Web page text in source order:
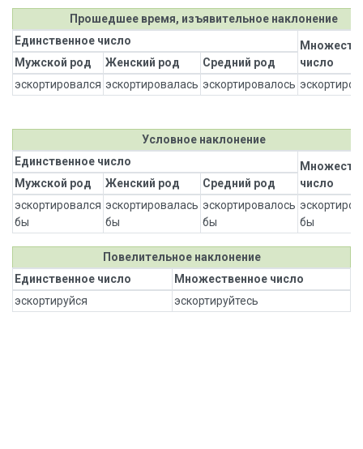
Прошедшее время, изъявительное наклонение
Единственное число
число
Мужской род Женский род
Средний род
эскортировался эскортировалась эскортировалось
Условное наклонение
Единственное число
число
Мужской род Женский род
Средний род
эскортировался
бы
эскортировалась
бы
эскортировалось
бы
бы
Повелительное наклонение
Единственное число
Множественное число
эскортируйся
эскортируйтесь